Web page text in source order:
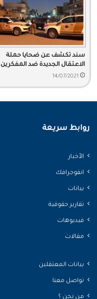
سند تكشف عن ضحايا حملة
الاعتقال الجديدة ضد المفكرين
14/07/2021
روابط سريعة
الأخبار
انفوجرافك
بيانات
تقارير حقوقية
فيديوهات
مقالات
بيانات المعتقلين
تواصل معنا
من نحن ؟